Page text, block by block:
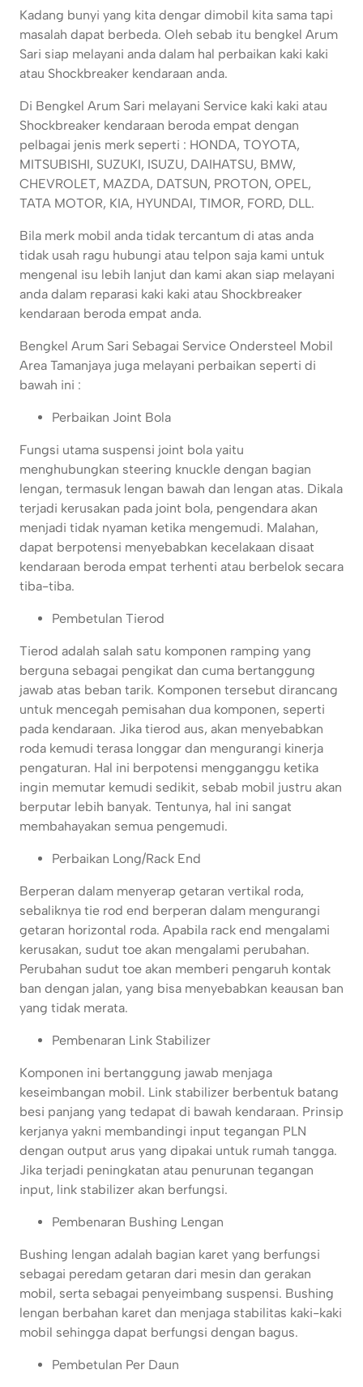
Kadang bunyi yang kita dengar dimobil kita sama tapi
masalah dapat berbeda. Oleh sebab itu bengkel Arum
Sari siap melayani anda dalam hal perbaikan kaki kaki
atau Shockbreaker kendaraan anda.
Di Bengkel Arum Sari melayani Service kaki kaki atau
Shockbreaker kendaraan beroda empat dengan
pelbagai jenis merk seperti : HONDA, TOYOTA,
MITSUBISHI, SUZUKI, ISUZU, DAIHATSU, BMW,
CHEVROLET, MAZDA, DATSUN, PROTON, OPEL,
TATA MOTOR, KIA, HYUNDAI, TIMOR, FORD, DLL.
Bila merk mobil anda tidak tercantum di atas anda
tidak usah ragu hubungi atau telpon saja kami untuk
mengenal isu lebih lanjut dan kami akan siap melayani
anda dalam reparasi kaki kaki atau Shockbreaker
kendaraan beroda empat anda.
Bengkel Arum Sari Sebagai Service Ondersteel Mobil
Area Tamanjaya juga melayani perbaikan seperti di
bawah ini :
Perbaikan Joint Bola
Fungsi utama suspensi joint bola yaitu
menghubungkan steering knuckle dengan bagian
lengan, termasuk lengan bawah dan lengan atas. Dikala
terjadi kerusakan pada joint bola, pengendara akan
menjadi tidak nyaman ketika mengemudi. Malahan,
dapat berpotensi menyebabkan kecelakaan disaat
kendaraan beroda empat terhenti atau berbelok secara
tiba-tiba.
Pembetulan Tierod
Tierod adalah salah satu komponen ramping yang
berguna sebagai pengikat dan cuma bertanggung
jawab atas beban tarik. Komponen tersebut dirancang
untuk mencegah pemisahan dua komponen, seperti
pada kendaraan. Jika tierod aus, akan menyebabkan
roda kemudi terasa longgar dan mengurangi kinerja
pengaturan. Hal ini berpotensi mengganggu ketika
ingin memutar kemudi sedikit, sebab mobil justru akan
berputar lebih banyak. Tentunya, hal ini sangat
membahayakan semua pengemudi.
Perbaikan Long/Rack End
Berperan dalam menyerap getaran vertikal roda,
sebaliknya tie rod end berperan dalam mengurangi
getaran horizontal roda. Apabila rack end mengalami
kerusakan, sudut toe akan mengalami perubahan.
Perubahan sudut toe akan memberi pengaruh kontak
ban dengan jalan, yang bisa menyebabkan keausan ban
yang tidak merata.
Pembenaran Link Stabilizer
Komponen ini bertanggung jawab menjaga
keseimbangan mobil. Link stabilizer berbentuk batang
besi panjang yang tedapat di bawah kendaraan. Prinsip
kerjanya yakni membandingi input tegangan PLN
dengan output arus yang dipakai untuk rumah tangga.
Jika terjadi peningkatan atau penurunan tegangan
input, link stabilizer akan berfungsi.
Pembenaran Bushing Lengan
Bushing lengan adalah bagian karet yang berfungsi
sebagai peredam getaran dari mesin dan gerakan
mobil, serta sebagai penyeimbang suspensi. Bushing
lengan berbahan karet dan menjaga stabilitas kaki-kaki
mobil sehingga dapat berfungsi dengan bagus.
Pembetulan Per Daun